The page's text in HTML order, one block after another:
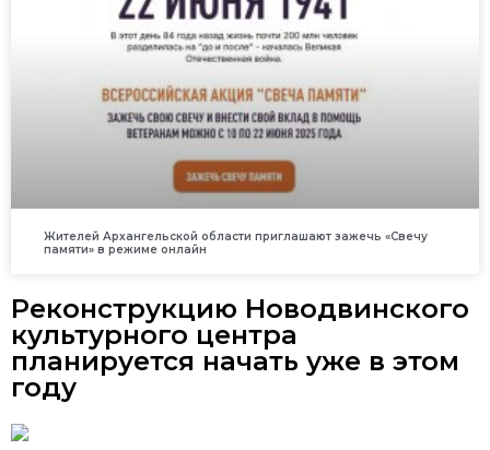
Жителей Архангельской области приглашают зажечь «Свечу
памяти» в режиме онлайн
Реконструкцию Новодвинского
культурного центра
планируется начать уже в этом
году